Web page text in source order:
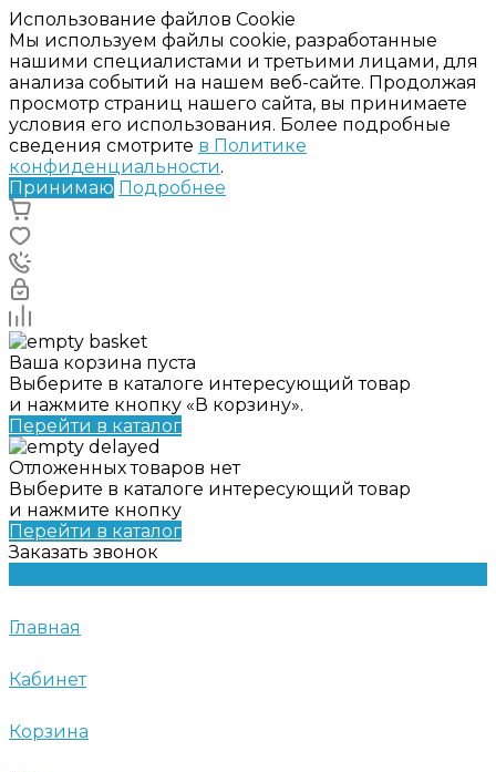
Использование файлов Cookie
Мы используем файлы cookie, разработанные
нашими специалистами и третьими лицами, для
анализа событий на нашем веб-сайте. Продолжая
просмотр страниц нашего сайта, вы принимаете
условия его использования. Более подробные
сведения смотрите в Политике
конфиденциальности.
Принимаю Подробнее
Ваша корзина пуста
Выберите в каталоге интересующий товар
и нажмите кнопку «В корзину».
Перейти в каталог
Отложенных товаров нет
Выберите в каталоге интересующий товар
и нажмите кнопку
Перейти в каталог
Заказать звонок
Главная
Кабинет
Корзина